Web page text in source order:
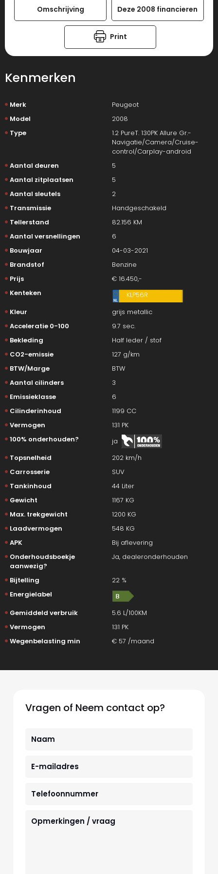
Omschrijving Deze 2008 financieren
Print
Kenmerken
Merk
Peugeot
Model
2008
Type
1.2 PureT. 130PK Allure Gr.-
Navigatie/Camera/Cruise-
control/Carplay-android
Aantal deuren
5
Aantal zitplaatsen
5
Aantal sleutels
2
Transmissie
Handgeschakeld
Tellerstand
82.156 KM
Aantal versnellingen
6
Bouwjaar
04-03-2021
Brandstof
Benzine
Prijs
€ 16.450,-
Kenteken
KLP56R
Kleur
grijs metallic
Acceleratie 0-100
9.7 sec.
Bekleding
Half leder / stof
CO2-emissie
127 g/km
BTW/Marge
BTW
Aantal cilinders
3
Emissieklasse
6
Cilinderinhoud
1199 CC
Vermogen
131 PK
100% onderhouden?
ja
Topsnelheid
202 km/h
Carrosserie
SUV
Tankinhoud
44 Liter
Gewicht
1167 KG
Max. trekgewicht
1200 KG
Laadvermogen
548 KG
APK
Bij aflevering
Onderhoudsboekje
aanwezig?
Ja, dealeronderhouden
Bijtelling
22 %
Energielabel
Gemiddeld verbruik
5.6 L/100KM
Vermogen
131 PK
Wegenbelasting min
€ 57 /maand
Vragen of Neem contact op?